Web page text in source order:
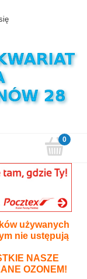
używanych
nie ustępują
OZONEM!